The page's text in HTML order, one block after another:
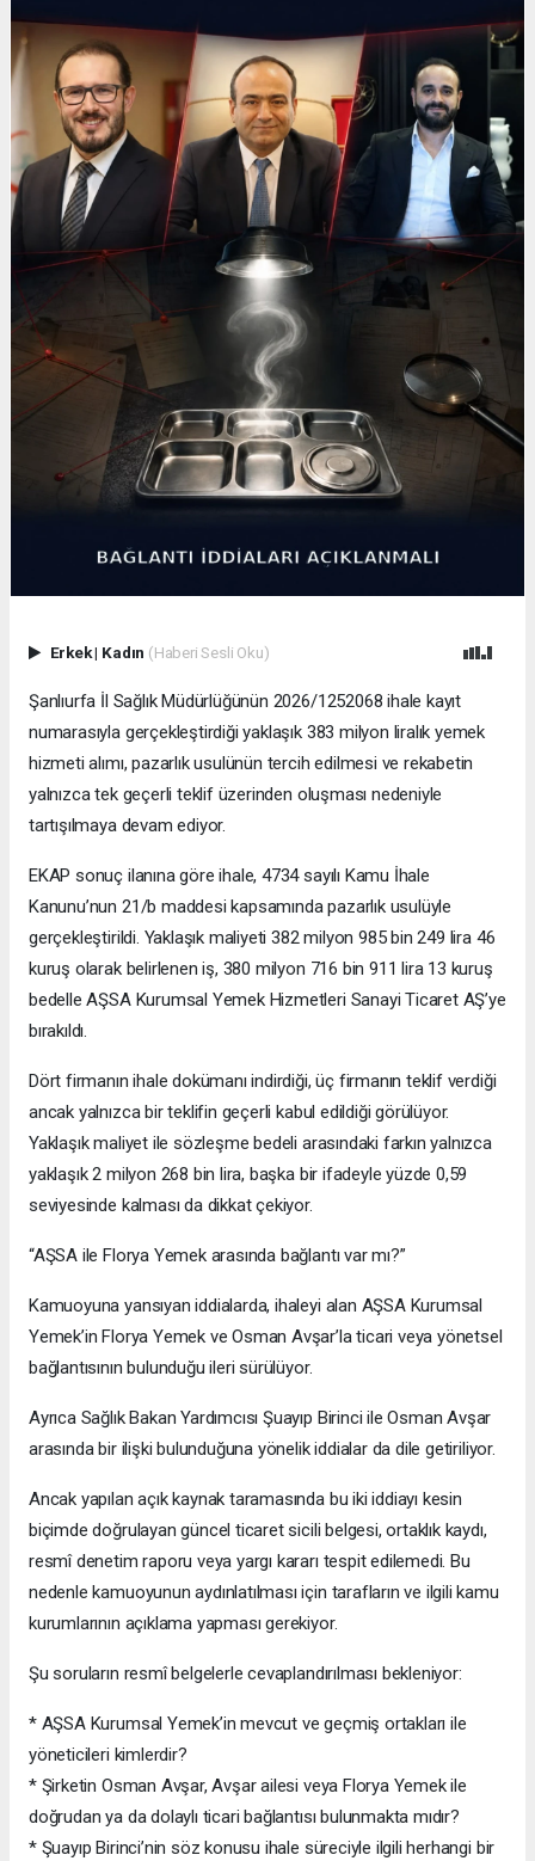
Erkek| Kadın (Haberi Sesli Oku)
Şanlıurfa İl Sağlık Müdürlüğünün 2026/1252068 ihale kayıt
numarasıyla gerçekleştirdiği yaklaşık 383 milyon liralık yemek
hizmeti alımı, pazarlık usulünün tercih edilmesi ve rekabetin
yalnızca tek geçerli teklif üzerinden oluşması nedeniyle
tartışılmaya devam ediyor.
EKAP sonuç ilanına göre ihale, 4734 sayılı Kamu İhale
Kanunu’nun 21/b maddesi kapsamında pazarlık usulüyle
gerçekleştirildi. Yaklaşık maliyeti 382 milyon 985 bin 249 lira 46
kuruş olarak belirlenen iş, 380 milyon 716 bin 911 lira 13 kuruş
bedelle AŞSA Kurumsal Yemek Hizmetleri Sanayi Ticaret AŞ’ye
bırakıldı.
Dört firmanın ihale dokümanı indirdiği, üç firmanın teklif verdiği
ancak yalnızca bir teklifin geçerli kabul edildiği görülüyor.
Yaklaşık maliyet ile sözleşme bedeli arasındaki farkın yalnızca
yaklaşık 2 milyon 268 bin lira, başka bir ifadeyle yüzde 0,59
seviyesinde kalması da dikkat çekiyor.
“AŞSA ile Florya Yemek arasında bağlantı var mı?”
Kamuoyuna yansıyan iddialarda, ihaleyi alan AŞSA Kurumsal
Yemek’in Florya Yemek ve Osman Avşar’la ticari veya yönetsel
bağlantısının bulunduğu ileri sürülüyor.
Ayrıca Sağlık Bakan Yardımcısı Şuayıp Birinci ile Osman Avşar
arasında bir ilişki bulunduğuna yönelik iddialar da dile getiriliyor.
Ancak yapılan açık kaynak taramasında bu iki iddiayı kesin
biçimde doğrulayan güncel ticaret sicili belgesi, ortaklık kaydı,
resmî denetim raporu veya yargı kararı tespit edilemedi. Bu
nedenle kamuoyunun aydınlatılması için tarafların ve ilgili kamu
kurumlarının açıklama yapması gerekiyor.
Şu soruların resmî belgelerle cevaplandırılması bekleniyor:
* AŞSA Kurumsal Yemek’in mevcut ve geçmiş ortakları ile
yöneticileri kimlerdir?
* Şirketin Osman Avşar, Avşar ailesi veya Florya Yemek ile
doğrudan ya da dolaylı ticari bağlantısı bulunmakta mıdır?
* Şuayıp Birinci’nin söz konusu ihale süreciyle ilgili herhangi bir